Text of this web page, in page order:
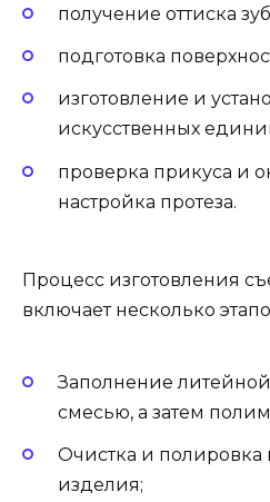
получение оттиска
подготовка
изготовление и
искусственных
проверка прикуса и
настройка протеза.
Процесс изготовления
включает несколько
Заполнение
смесью, а затем
Очистка и полировка
изделия;